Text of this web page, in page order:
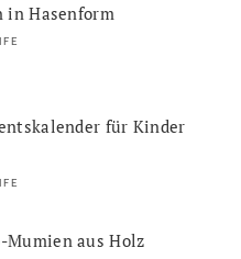
in Hasenform
für Kinder
Mumien aus Holz